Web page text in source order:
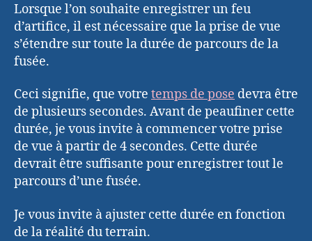
Lorsque l’on souhaite enregistrer un feu
d’artifice, il est nécessaire que la prise de vue
s’étendre sur toute la durée de parcours de la
fusée.
Ceci signifie, que votre temps de pose devra être
de plusieurs secondes. Avant de peaufiner cette
durée, je vous invite à commencer votre prise
de vue à partir de 4 secondes. Cette durée
devrait être suffisante pour enregistrer tout le
parcours d’une fusée.
Je vous invite à ajuster cette durée en fonction
de la réalité du terrain.